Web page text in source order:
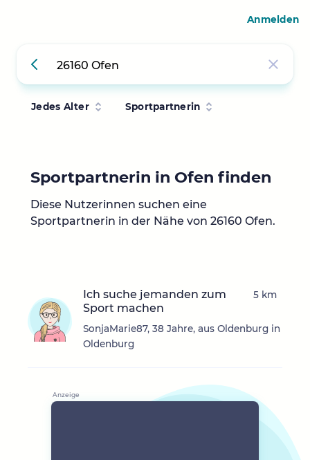
Jedes Alter Sportpartnerin
Sportpartnerin in Ofen finden
Diese Nutzerinnen suchen eine
Sportpartnerin in der Nähe von 26160 Ofen.
Ich suche jemanden zum
Sport machen
SonjaMarie87, 38 Jahre, aus Oldenburg in
Oldenburg
5 km
Anmelden